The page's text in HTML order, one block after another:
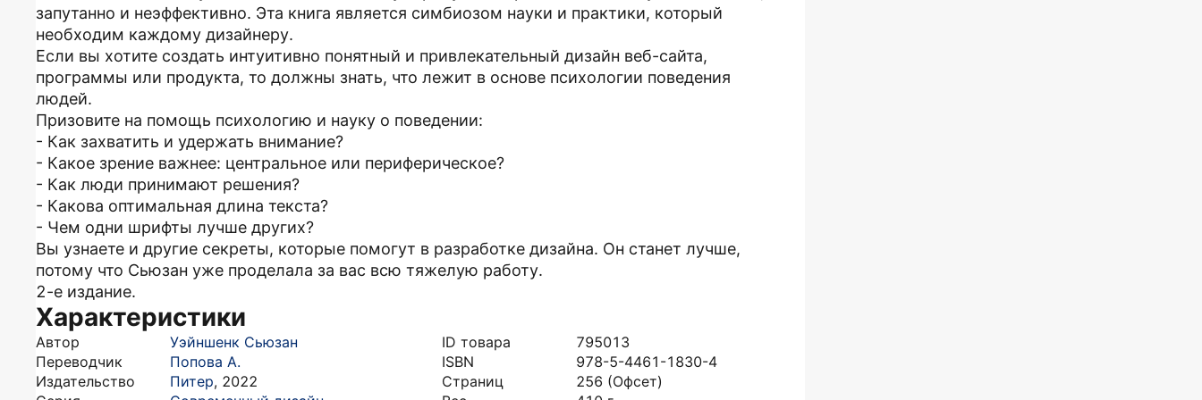
запутанно и неэффективно. Эта книга является симбиозом науки и практики, который
необходим каждому дизайнеру.
Если вы хотите создать интуитивно понятный и привлекательный дизайн веб-сайта,
программы или продукта, то должны знать, что лежит в основе психологии поведения
людей.
Призовите на помощь психологию и науку о поведении:
- Как захватить и удержать внимание?
- Какое зрение важнее: центральное или периферическое?
- Как люди принимают решения?
- Какова оптимальная длина текста?
- Чем одни шрифты лучше других?
Вы узнаете и другие секреты, которые помогут в разработке дизайна. Он станет лучше,
потому что Сьюзан уже проделала за вас всю тяжелую работу.
2-е издание.
Характеристики
Автор
Уэйншенк Сьюзан
Переводчик
Попова А.
Издательство
Питер, 2022
ID товара
795013
ISBN
978-5-4461-1830-4
Страниц
256 (Офсет)